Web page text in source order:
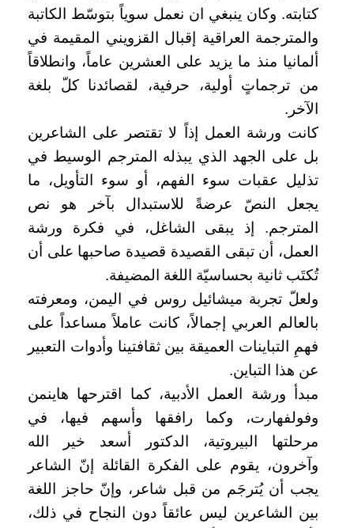
كتابته. وكان ينبغي ان نعمل سوياً بتوسّط الكاتبة
والمترجمة العراقية إقبال القزويني المقيمة في
ألمانيا منذ ما يزيد على العشرين عاماً، وانطلاقاً
من ترجماتٍ أولية، حرفية، لقصائدنا كلّ بلغة
الآخر.
كانت ورشة العمل إذاً لا تقتصر على الشاعرين
بل على الجهد الذي يبذله المترجم الوسيط في
تذليل عقبات سوء الفهم، أو سوء التأويل، ما
يجعل النصّ عرضةً للاستبدال بآخر هو نص
المترجم. إذ يبقى الشاغل، في فكرة ورشة
العمل، أن تبقى القصيدة قصيدة صاحبها على أن
تُكتَب ثانية بحساسيّة اللغة المضيفة.
ولعلّ تجربة ميشائيل روس في اليمن، ومعرفته
بالعالم العربي إجمالاً، كانت عاملاً مساعداً على
فهمِ التباينات العميقة بين ثقافتينا وأدوات التعبير
عن هذا التباين.
مبدأ ورشة العمل الأدبية، كما اقترحها هاينمن
وفولفهارت، وكما رافقها وأسهم فيها، في
مرحلتها البيروتية، الدكتور أسعد خير الله
وآخرون، يقوم على الفكرة القائلة إنّ الشاعر
يجب أن يُترجَم من قبل شاعر، وإنّ حاجز اللغة
بين الشاعرين ليس عائقاً دون النجاح في ذلك،